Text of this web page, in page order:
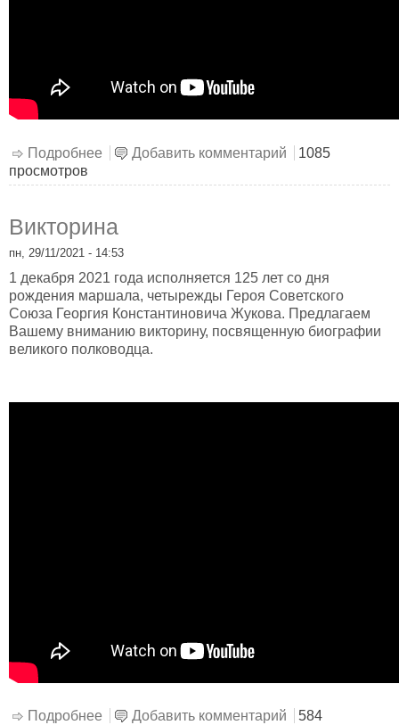
Подробнее о Персональная выставка «Далекое и
Добавить комментарий
1085
просмотров
Викторина
пн, 29/11/2021 - 14:53
1 декабря 2021 года исполняется 125 лет со дня
рождения маршала, четырежды Героя Советского
Союза Георгия Константиновича Жукова. Предлагаем
Вашему вниманию викторину, посвященную биографии
великого полководца.
Подробнее о Викторина
Добавить комментарий
584